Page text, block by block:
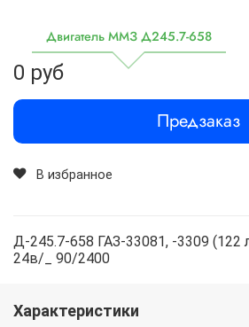
Двигатель ММЗ Д245.7-658
0 руб
Предзаказ
В избранное
Д-245.7-658 ГАЗ-33081, -3309 (122
24в/_ 90/2400
Характеристики